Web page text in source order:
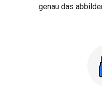
genau das